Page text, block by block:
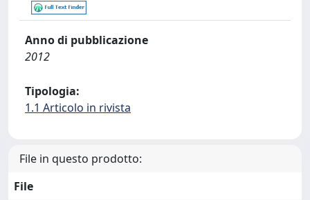
Anno di pubblicazione
2012
Tipologia:
1.1 Articolo in rivista
File in questo prodotto:
File